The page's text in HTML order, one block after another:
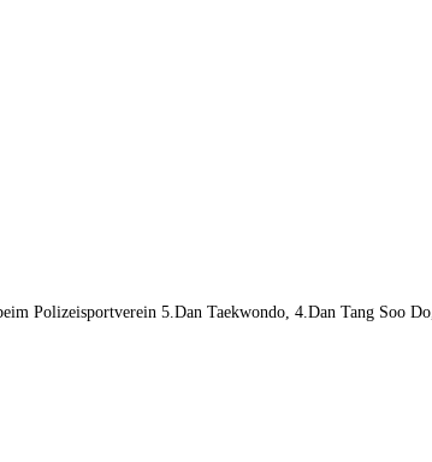
Polizeisportverein 5.Dan Taekwondo, 4.Dan Tang Soo Do,